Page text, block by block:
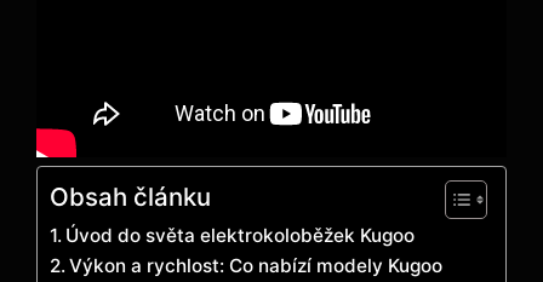
Obsah článku
Úvod do světa elektrokoloběžek Kugoo
Výkon a rychlost: Co nabízí modely Kugoo